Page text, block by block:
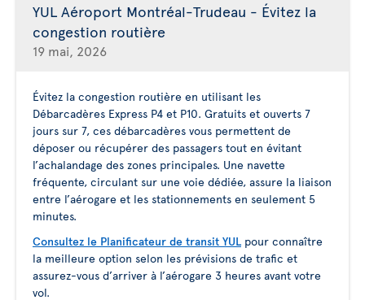
YUL Aéroport Montréal-Trudeau - Évitez la
congestion routière
19 mai, 2026
Évitez la congestion routière en utilisant les
Débarcadères Express P4 et P10. Gratuits et ouverts 7
jours sur 7, ces débarcadères vous permettent de
déposer ou récupérer des passagers tout en évitant
l’achalandage des zones principales. Une navette
fréquente, circulant sur une voie dédiée, assure la liaison
entre l’aérogare et les stationnements en seulement 5
minutes.
Consultez le Planificateur de transit YUL pour connaître
la meilleure option selon les prévisions de trafic et
assurez-vous d’arriver à l’aérogare 3 heures avant votre
vol.